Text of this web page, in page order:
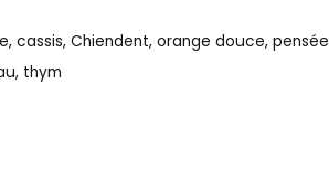
,cassis,Chiendent,orange douce,pensée
, thym